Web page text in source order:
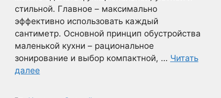
стильной. Главное – максимально
эффективно использовать каждый
сантиметр. Основной принцип обустройства
маленькой кухни – рациональное
зонирование и выбор компактной, … Читать
далее